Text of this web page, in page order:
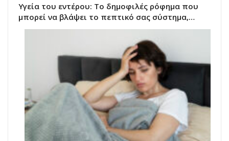
Υγεία του εντέρου: Το δημοφιλές ρόφημα που
μπορεί να βλάψει το πεπτικό σας σύστημα,…